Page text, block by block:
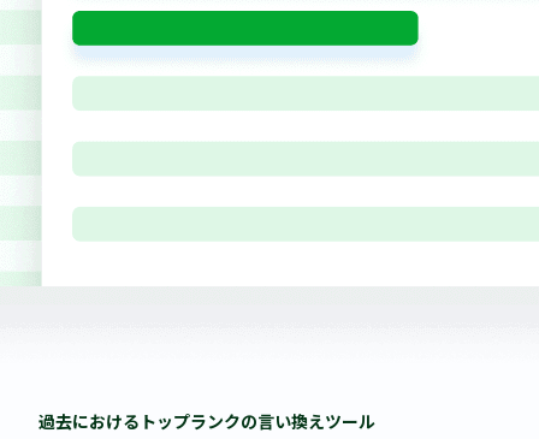
過去におけるトップランクの言い換えツール